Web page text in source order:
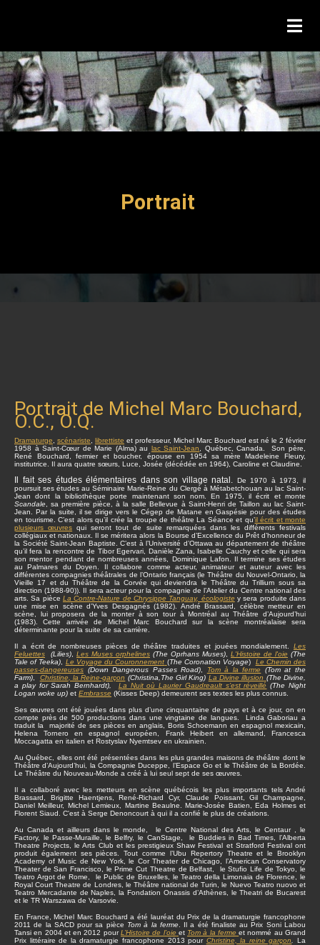
Portrait
Portrait de Michel Marc Bouchard,
O.C., O.Q.
Dramaturge scénariste librettiste et professeur, Michel Marc Bouchard est né le 2 février
1958 à Saint-Cœur de Marie (Alma) au lac Saint-Jean
, Québec, Canada. Son père,
René Bouchard, fermier et boucher, épouse en 1954 sa mère Madeleine Fleury,
institutrice. Il aura quatre sœurs, Luce, Josée (décédée en 1964), Caroline et Claudine.
Il fait ses études élémentaires dans son village natal.
De 1970 à 1973, il
poursuit ses études au Séminaire Marie-Reine du Clergé à Métabetchouan au lac Saint-
Jean dont la bibliothèque porte maintenant son nom. En 1975, il écrit et monte
Scandale , sa première pièce, à la salle Bellevue à Saint-Henri de Taillon au lac Saint-
Jean. Par la suite, il se dirige vers le Cégep de Matane en Gaspésie pour des études
en tourisme. C’est alors qu’il crée la troupe de théâtre La Séance et qu’il écrit et monte
plusieurs œuvres qui seront tout de suite remarquées dans les différents festivals
collégiaux et nationaux. Il se méritera alors la Bourse d’Excellence du Prêt d’honneur de
la Société Saint-Jean Baptiste. C’est à l’Université d’Ottawa au département de théâtre
qu’il fera la rencontre de Tibor Egervari, Danièle Zana, Isabelle Cauchy et celle qui sera
son mentor pendant de nombreuses années, Dominique Lafon. Il termine ses études
au Palmares du Doyen. Il collabore comme acteur, animateur et auteur avec les
différentes compagnies théâtrales de l’Ontario français (le Théâtre du Nouvel-Ontario, la
Vieille 17 et du Théâtre de la Corvée qui deviendra le Théâtre du Trillium sous sa
direction (1988-90)). Il sera acteur pour la compagnie de l’Atelier du Centre national des
arts. Sa pièce La Contre-Nature de Chrysippe Tanguay, écologiste y sera produite dans
une mise en scène d’Yves Desgagnés (1982). André Brassard, célèbre metteur en
scène, lui proposera de la monter à son tour à Montréal au Théâtre d’Aujourd’hui
(1983). Cette arrivée de Michel Marc Bouchard sur la scène montréalaise sera
déterminante pour la suite de sa carrière.
Il a écrit de nombreuses pièces de théâtre traduites et jouées mondialement. Les
Feluettes (Lilies) Les Muses orphelines (The Oprhans Muses) L'Histoire de l'oie (The
Tale of Teeka)
Le Voyage du Couronnement (The Coronation Voyage) Le Chemin des
passes-dangereuses (Down Dangerous Passes Road) Tom à la ferme
(Tom at the
Farm)
Christine , la Reine-garçon (Christina,The Girl King) La Divine illusion (The Divine,
a play for Sarah Bernhardt),
La Nuit où Laurier Gaudreault s’est réveillé (The Night
Logan woke up) et Embrasse (Kisses Deep) demeurent ses textes les plus connus.
Ses œuvres ont été jouées dans plus d’une cinquantaine de pays et à ce jour, on en
compte près de 500 productions dans une vingtaine de langues. Linda Gaboriau a
traduit la majorité de ses pièces en anglais, Boris Schoemann en espagnol mexicain,
Helena Tornero en espagnol européen, Frank Heibert en allemand, Francesca
Moccagatta en italien et Rostyslav Nyemtsev en ukrainien.
Au Québec, elles ont été présentées dans les plus grandes maisons de théâtre dont le
Théâtre d’Aujourd’hui, la Compagnie Duceppe, l’Espace Go et le Théâtre de la Bordée.
Le Théâtre du Nouveau-Monde a créé à lui seul sept de ses œuvres.
Il a collaboré avec les metteurs en scène québécois les plus importants tels André
Brassard, Brigitte Haentjens, René-Richard Cyr, Claude Poissant, Gil Champagne,
Daniel Meilleur, Michel Lemieux, Martine Beaulne. Marie-Josée Batien, Eda Holmes et
Florent Siaud. C'est à Serge Denoncourt à qui il a confié le plus de créations.
Au Canada et ailleurs dans le monde, le Centre National des Arts, le Centaur , le
Factory, le Passe-Muraille, le Belfry, le CanStage, le Buddies in Bad Times, l’Alberta
Theatre Projects, le Arts Club et les prestigieux Shaw Festival et Stratford Festival ont
produit également ses pièces. Tout comme l’Ubu Repertory Theatre et le Brooklyn
Academy of Music de New York, le Cor Theater de Chicago, l’American Conservatory
Theater de San Francisco, le Prime Cut Theatre de Belfast, le Stufio Life de Tokyo, le
Teatro Argot de Rome, le Public de Bruxelles, le Teatro della Limonaia de Florence, le
Royal Court Theatre de Londres, le Théâtre national de Turin, le Nuevo Teatro nuovo et
Teatro Mercadante de Naples, la Fondation Onassis d’Athènes, le Theatri de Bucarest
et le TR Warszawa de Varsovie.
En France, Michel Marc Bouchard a été lauréat du Prix de la dramaturgie francophone
2011 de la SACD pour sa pièce Tom à la ferme. Il a été finaliste au Prix Soni Labou
Tansi en 2004 et en 2012 pourL’Histoire de l’oie et Tom à la ferme et nommé au Grand
Prix littéraire de la dramaturgie francophone 2013 pour Christine, la reine garçon .La